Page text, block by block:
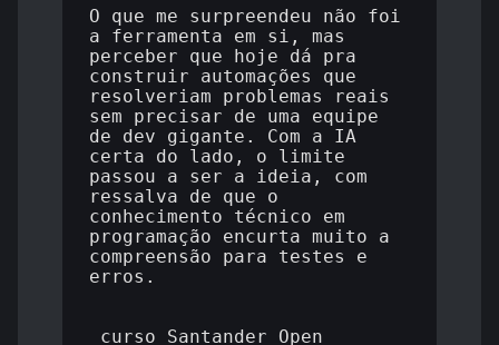
O que me surpreendeu não foi
a ferramenta em si, mas
perceber que hoje dá pra
construir automações que
resolveriam problemas reais
sem precisar de uma equipe
de dev gigante. Com a IA
certa do lado, o limite
passou a ser a ideia, com
ressalva de que o
conhecimento técnico em
programação encurta muito a
compreensão para testes e
erros.